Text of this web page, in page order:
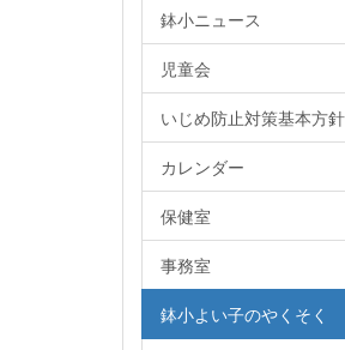
鉢小ニュース
児童会
いじめ防止対策基本方針
カレンダー
保健室
事務室
鉢小よい子のやくそく